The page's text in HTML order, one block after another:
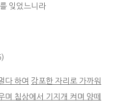
잊었느니라
다 하여 강포한 자리로 가까워
며 침상에서 기지개 켜며 양떼